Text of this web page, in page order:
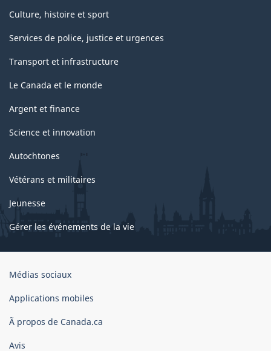
Culture, histoire et sport
Services de police, justice et urgences
Transport et infrastructure
Le Canada et le monde
Argent et finance
Science et innovation
Autochtones
Vétérans et militaires
Jeunesse
Gérer les événements de la vie
Organisation
gouvernement
Canada
Médias sociaux
Applications mobiles
Ã propos de Canada.ca
Avis